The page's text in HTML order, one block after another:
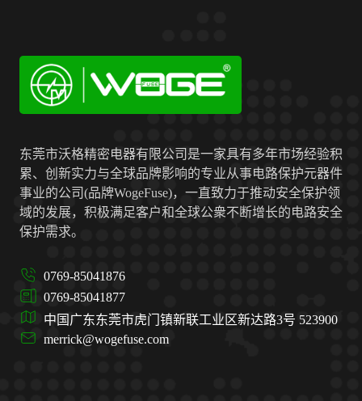
东莞市沃格精密电器有限公司是一家具有多年市场经验积
累、创新实力与全球品牌影响的专业从事电路保护元器件
事业的公司(品牌WogeFuse)，一直致力于推动安全保护领
域的发展，积极满足客户和全球公衆不断增长的电路安全
保护需求。
0769-85041876
0769-85041877
中国广东东莞市虎门镇新联工业区新达路3号 523900
merrick@wogefuse.com